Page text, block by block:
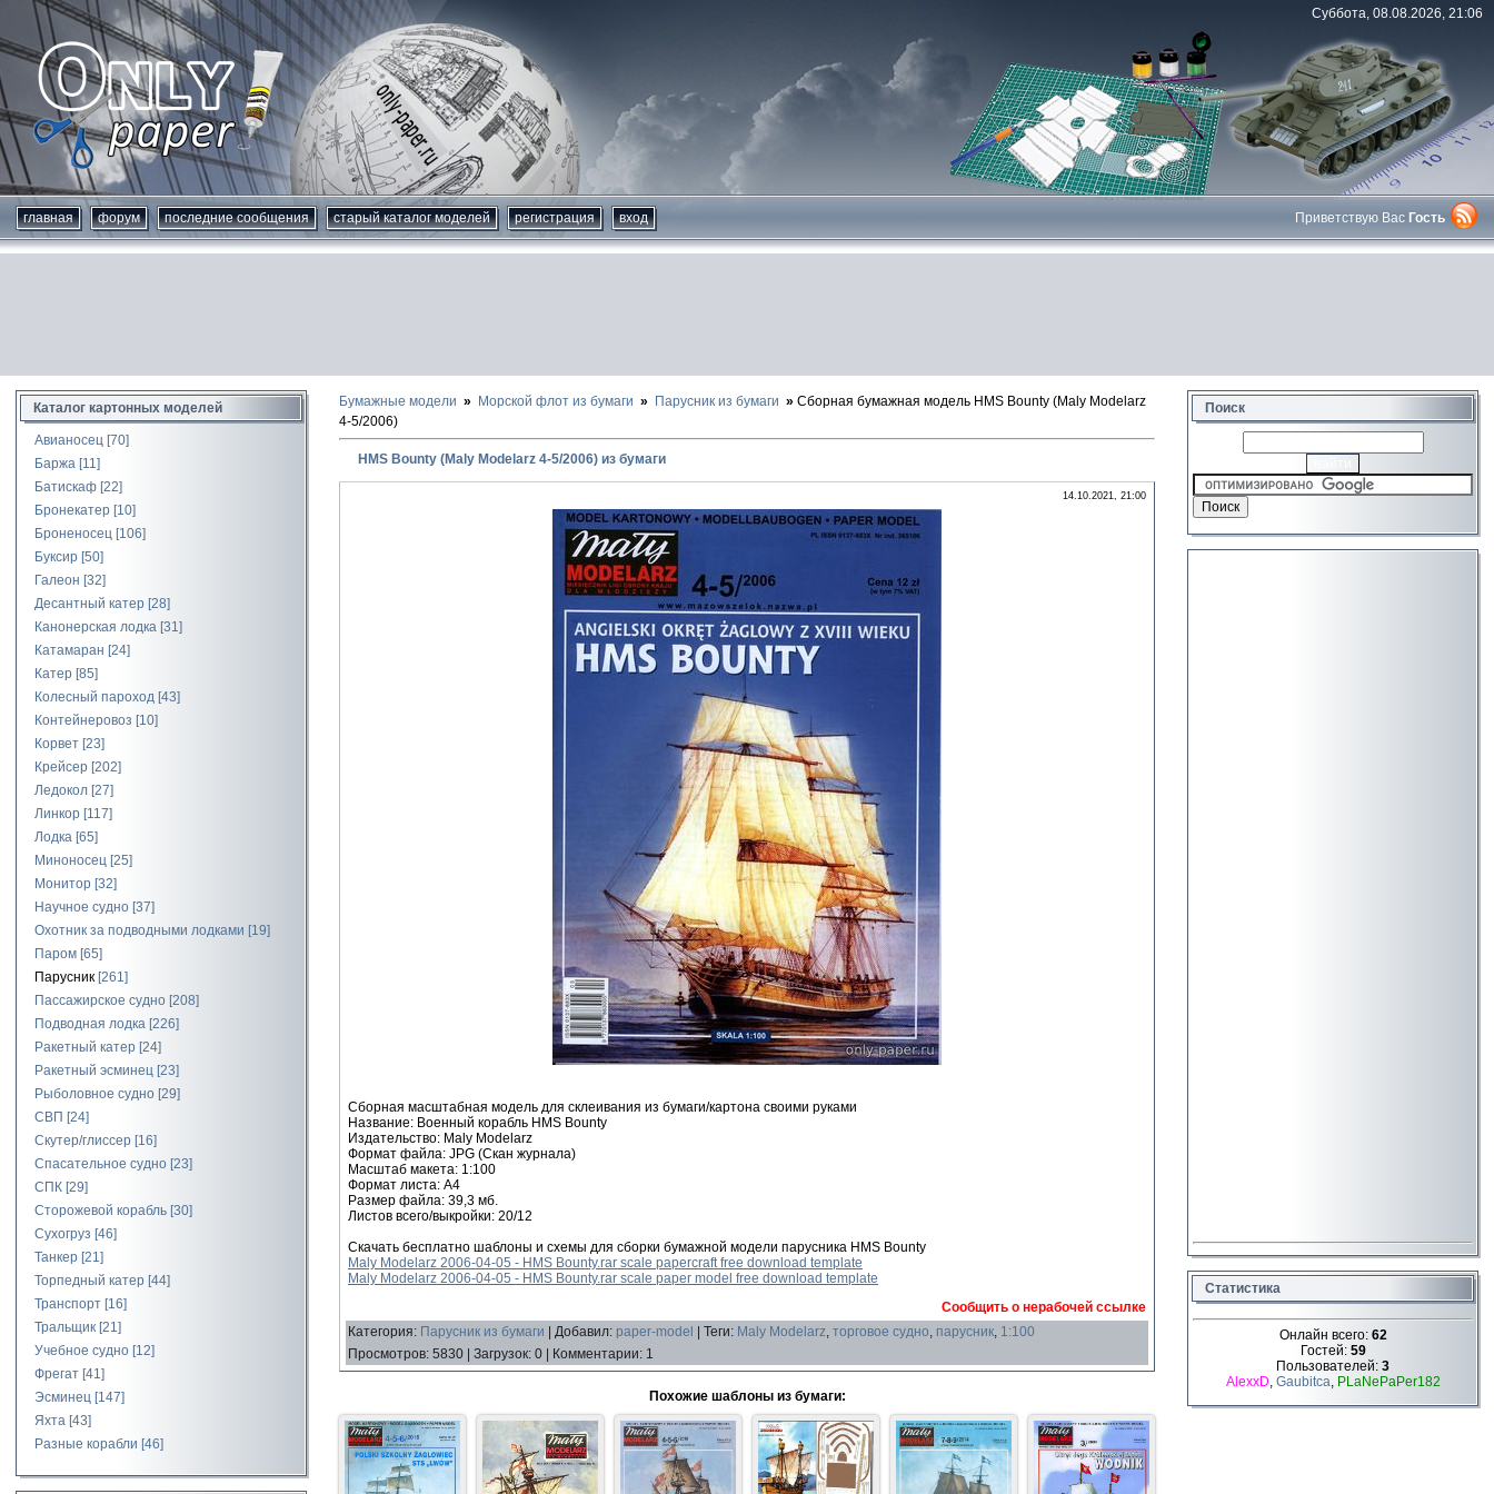
Суббота, 08.08.2026, 21:06
главная форум последние сообщения старый каталог моделей регистрация вход Приветствую Вас Гость
Каталог картонных моделей
Авианосец [70]
Баржа [11]
Батискаф [22]
Бронекатер [10]
Броненосец [106]
Буксир [50]
Галеон [32]
Десантный катер [28]
Канонерская лодка [31]
Катамаран [24]
Катер [85]
Колесный пароход [43]
Контейнеровоз [10]
Корвет [23]
Крейсер [202]
Ледокол [27]
Линкор [117]
Лодка [65]
Миноносец [25]
Монитор [32]
Научное судно [37]
Охотник за подводными лодками [19]
Паром [65]
Парусник [261]
Пассажирское судно [208]
Подводная лодка [226]
Ракетный катер [24]
Ракетный эсминец [23]
Рыболовное судно [29]
СВП [24]
Скутер/глиссер [16]
Спасательное судно [23]
СПК [29]
Сторожевой корабль [30]
Сухогруз [46]
Танкер [21]
Торпедный катер [44]
Транспорт [16]
Тральщик [21]
Учебное судно [12]
Фрегат [41]
Эсминец [147]
Яхта [43]
Разные корабли [46]
Бумажные модели Морской флот из бумаги Парусник из бумаги
Сборная бумажная модель HMS Bounty (Maly Modelarz
4-5/2006)
HMS Bounty (Maly Modelarz 4-5/2006) из бумаги
14.10.2021, 21:00
Сборная масштабная модель для склеивания из бумаги/картона своими руками
Название: Военный корабль HMS Bounty
Издательство: Maly Modelarz
Формат файла: JPG (Скан журнала)
Масштаб макета: 1:100
Формат листа: А4
Размер файла: 39,3 мб.
Листов всего/выкройки: 20/12
Скачать бесплатно шаблоны и схемы для сборки бумажной модели парусника HMS Bounty
Maly Modelarz 2006-04-05 - HMS Bounty.rar scale papercraft free download template
Maly Modelarz 2006-04-05 - HMS Bounty.rar scale paper model free download template
Сообщить о нерабочей ссылке
Категория: Парусник из бумаги Добавил: paper-model Теги: Maly Modelarz, торговое судно, парусник, 1:100
Просмотров: 5830 Загрузок: 0 Комментарии: 1
Похожие шаблоны из бумаги:
Поиск
Статистика
Онлайн всего: 62
Гостей: 59
Пользователей: 3
AlexxD, Gaubitca, PLaNePaPer182